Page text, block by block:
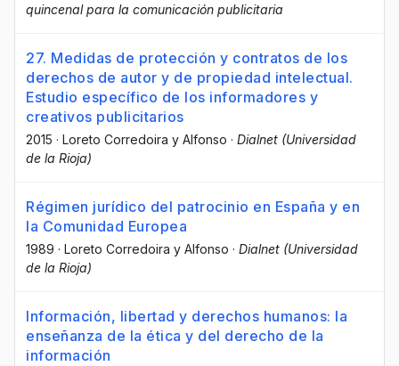
quincenal para la comunicación publicitaria
27. Medidas de protección y contratos de los
derechos de autor y de propiedad intelectual.
Estudio específico de los informadores y
creativos publicitarios
2015 · Loreto Corredoira y Alfonso · Dialnet (Universidad
de la Rioja)
Régimen jurídico del patrocinio en España y en
la Comunidad Europea
1989 · Loreto Corredoira y Alfonso · Dialnet (Universidad
de la Rioja)
Información, libertad y derechos humanos: la
enseñanza de la ética y del derecho de la
información